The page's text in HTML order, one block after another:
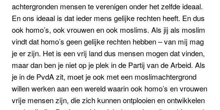
achtergronden mensen te verenigen onder het zelfde ideaal.
En ons ideaal is dat ieder mens gelijke rechten heeft. En dus
ook homo’s, ook vrouwen en ook moslims. Als jij als moslim
vindt dat homo’s geen gelijke rechten hebben – van mij mag
je er zijn. Het is een vrij land dus mensen mogen dat vinden,
maar dan ben je niet op je plek in de Partij van de Arbeid. Als
je in de PvdA zit, moet je ook met een moslimachtergrond
willen werken aan een wereld waarin ook homo’s en vrouwen
vrije mensen zijn, die zich kunnen ontplooien en ontwikkelen